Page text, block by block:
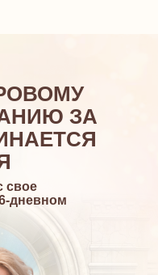
свое
дневном
ЗА